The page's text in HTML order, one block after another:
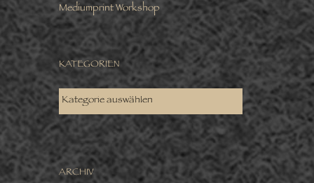
Mediumprint Workshop
KATEGORIEN
KATEGORIEN
ARCHIV